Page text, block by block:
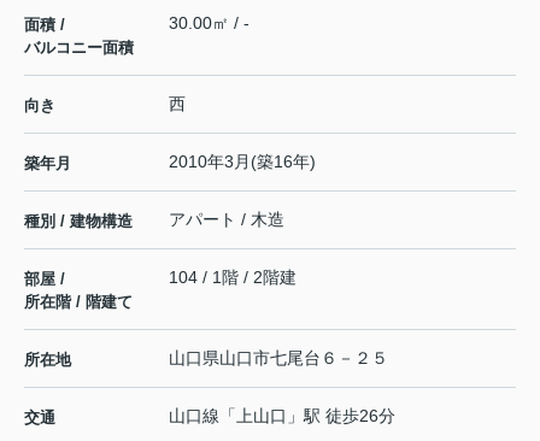
面積 /
バルコニー面積
30.00㎡ / -
向き 西
築年月 2010年3月(築16年)
種別 / 建物構造 アパート / 木造
部屋 /
所在階 / 階建て
104 / 1階 / 2階建
所在地 山口県山口市七尾台 ６－２５
交通 山口線 「 上山口 」駅 徒歩26分